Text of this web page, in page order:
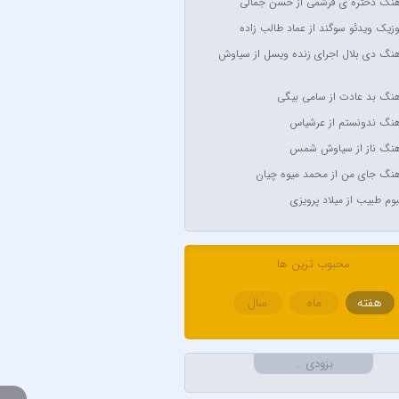
Anyma Ellie
Arsha
Aşkın
Avril Lavigne &
Bebe
Bilal Sonses &
ویدئو سوگند از عماد طالب زاده
دی بلال اجرای زنده ویسل از سیاوش
بد عادت از سامی بیگی
ندونستم از عرشیاس
ناز از سیاوش شمس
جای من از محمد میوه چیان
طبیب از میلاد پرویزی
محبوب ترین ها
هفته ماه سال
بزودی …